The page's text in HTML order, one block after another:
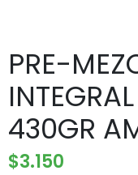
PRE-
430GR
$3.150